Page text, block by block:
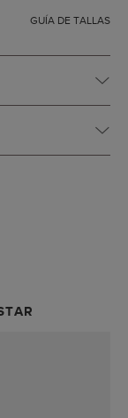
GUÍA DE TALLAS